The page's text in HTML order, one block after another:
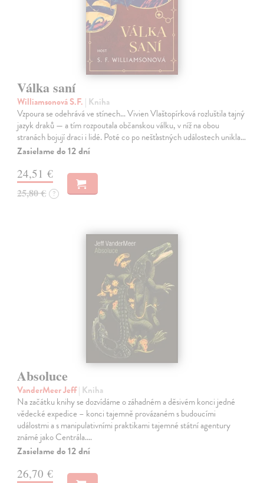
Válka saní
Williamsonová S.F. | Kniha
Vzpoura se odehrává ve stínech… Vivien Vlaštopírková rozluštila tajný
jazyk draků — a tím rozpoutala občanskou válku, v níž na obou
stranách bojují draci i lidé. Poté co po nešťastných událostech unikla…
Zasielame do 12 dní
24,51 €
25,80 € ?
Absoluce
VanderMeer Jeff| Kniha
Na začátku knihy se dozvídáme o záhadném a děsivém konci jedné
vědecké expedice – konci tajemně provázaném s budoucími
událostmi a s manipulativními praktikami tajemné státní agentury
známé jako Centrála.…
Zasielame do 12 dní
26,70 €